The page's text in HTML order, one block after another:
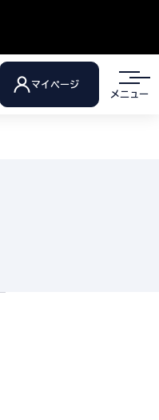
マイページ
メニュー